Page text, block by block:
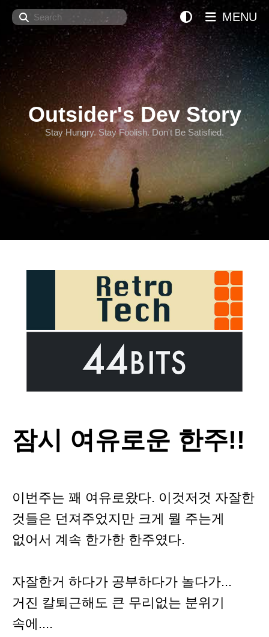
Search
Outsider's Dev Story
Stay Hungry. Stay Foolish. Don't Be Satisfied.
MENU
잠시 여유로운 한주!!
이번주는 꽤 여유로왔다. 이것저것 자잘한
것들은 던져주었지만 크게 뭘 주는게
없어서 계속 한가한 한주였다.
자잘한거 하다가 공부하다가 놀다가...
거진 칼퇴근해도 큰 무리없는 분위기
속에....